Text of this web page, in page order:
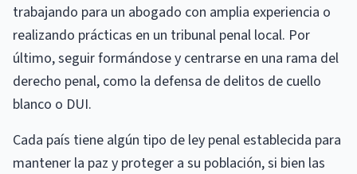
trabajando para un abogado con amplia experiencia o
realizando prácticas en un tribunal penal local. Por
último, seguir formándose y centrarse en una rama del
derecho penal, como la defensa de delitos de cuello
blanco o DUI.
Cada país tiene algún tipo de ley penal establecida para
mantener la paz y proteger a su población, si bien las